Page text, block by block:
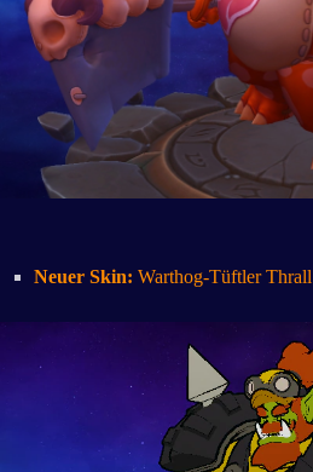
Neuer Skin: Warthog-Tüftler Thrall